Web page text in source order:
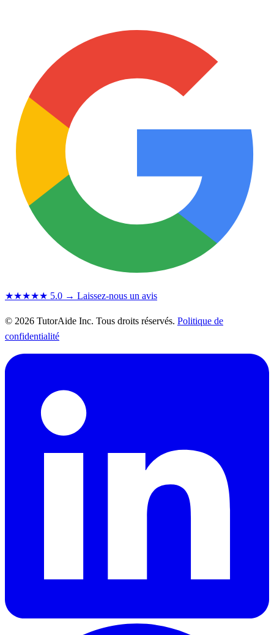
★★★★★ 5.0 → Laissez-nous un avis
© 2026 TutorAide Inc. Tous droits réservés. Politique de
confidentialité